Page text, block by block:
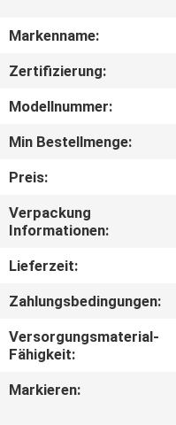
FABRIK-
AUSFLUG
TRETEN
SIE
MIT
UNS
IN
VERBINDUNG
NACHRICHTEN
Markenname:
Zertifizierung:
Modellnummer:
Min Bestellmenge:
Preis:
Verpackung
Informationen:
Lieferzeit:
Zahlungsbedingungen:
Versorgungsmaterial-
Fähigkeit:
Markieren: